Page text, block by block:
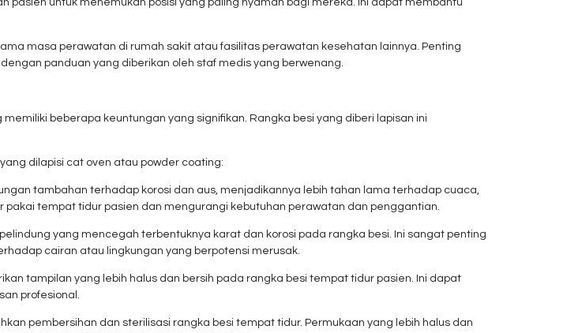
pasien untuk menemukan posisi yang paling nyaman bagi mereka. Ini dapat membantu
masa perawatan di rumah sakit atau fasilitas perawatan kesehatan lainnya. Penting
panduan yang diberikan oleh staf medis yang berwenang.
beberapa keuntungan yang signifikan. Rangka besi yang diberi lapisan ini
dilapisi cat oven atau powder coating:
tambahan terhadap korosi dan aus, menjadikannya lebih tahan lama terhadap cuaca,
tempat tidur pasien dan mengurangi kebutuhan perawatan dan penggantian.
yang mencegah terbentuknya karat dan korosi pada rangka besi. Ini sangat penting
cairan atau lingkungan yang berpotensi merusak.
tampilan yang lebih halus dan bersih pada rangka besi tempat tidur pasien. Ini dapat
profesional.
pembersihan dan sterilisasi rangka besi tempat tidur. Permukaan yang lebih halus dan